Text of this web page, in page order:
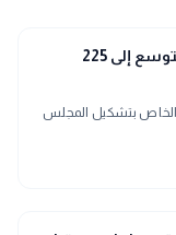
المجلس الوطني للتعليم يناقش التطوير والتوسع إلى 225
بمراجعة أحكام القرار الجمهوري رقم 163 لسنة 2024 الخاص بتشكيل المجلس